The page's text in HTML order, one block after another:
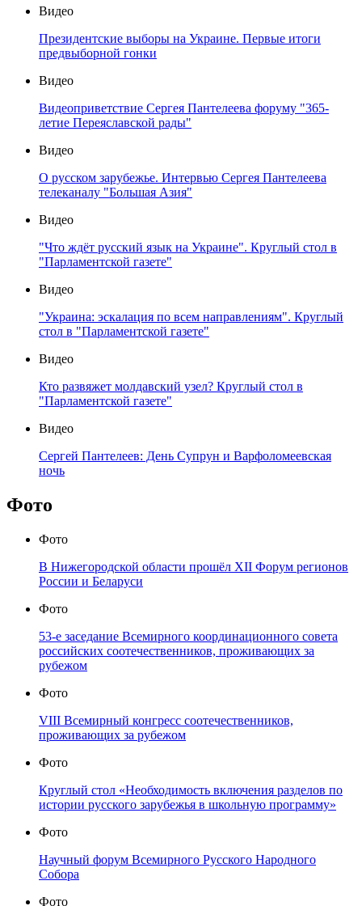
Видео
Президентские выборы на Украине. Первые итоги
предвыборной гонки
Видео
Видеоприветствие Сергея Пантелеева форуму "365-
летие Переяславской рады"
Видео
О русском зарубежье. Интервью Сергея Пантелеева
телеканалу "Большая Азия"
Видео
"Что ждёт русский язык на Украине". Круглый стол в
"Парламентской газете"
Видео
"Украина: эскалация по всем направлениям". Круглый
стол в "Парламентской газете"
Видео
Кто развяжет молдавский узел? Круглый стол в
"Парламентской газете"
Видео
Сергей Пантелеев: День Супрун и Варфоломеевская
ночь
Фото
Фото
В Нижегородской области прошёл XII Форум регионов
России и Беларуси
Фото
53-е заседание Всемирного координационного совета
российских соотечественников, проживающих за
рубежом
Фото
VIII Всемирный конгресс соотечественников,
проживающих за рубежом
Фото
Круглый стол «Необходимость включения разделов по
истории русского зарубежья в школьную программу»
Фото
Научный форум Всемирного Русского Народного
Собора
Фото